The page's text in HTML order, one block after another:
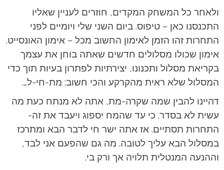
ולאחר כל המשחק המקדים, חוזרים לעניין שאליו
התכנסנו כאן – טיפוס. ביום השני שלי ויומיים לפני
התחרות זהו הזמן לאימון החשוב מכל – אימון האונסייט.
אימון שכולו מסלולים חדשים שאתה בוחן את עצמך
בקריאת מסלול ותכנונו, יצירתיות לפתרון בעיות תוך כדי
המסלול שלא ראית מהקרקע והכי חשוב: מת-חי-ל….
דהיינו להבין שמה שקרה-מת, אתה לא מנתח כעת מה
עשית לא בסדר. כי עד שהמח יספוג ויעבד את זה-
התחרות תסתיים. אז אתה ישר חי לדבר הבא ומתרכז
במסלול הבא עליך לטובה. מה גם שהפעם אני לבד,
וההנעה המנטלית תלויה אך ורק בי.